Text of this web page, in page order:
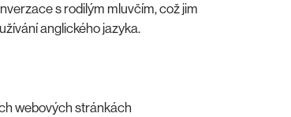
s rodilým mluvčím, což jim
anglického jazyka.
webových stránkách